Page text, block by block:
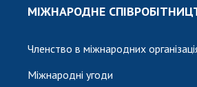
МІЖНАРОДНЕ
Членство в міжнародних
Міжнародні угоди